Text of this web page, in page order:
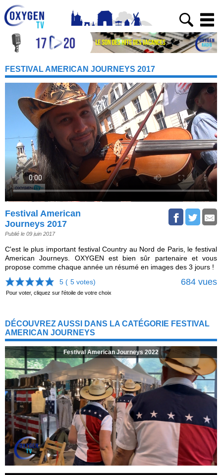
FESTIVAL AMERICAN JOURNEYS 2017
Festival American
Journeys 2017
Publié le 09 juin 2017
C'est le plus important festival Country au Nord de Paris, le festival
American Journeys. OXYGEN est bien sûr partenaire et vous
propose comme chaque année un résumé en images des 3 jours !
5 ( 5 votes) 684 vues
Pour voter, cliquez sur l'étoile de votre choix
DÉCOUVREZ AUSSI DANS LA CATÉGORIE FESTIVAL
AMERICAN JOURNEYS
Festival American Journeys 2022